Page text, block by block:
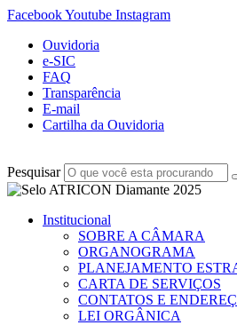
FacebookYoutube Instagram
Ouvidoria
e-SIC
FAQ
Transparência
E-mail
Cartilha da Ouvidoria
Pesquisar
Institucional
SOBRE A CÂMARA
ORGANOGRAMA
PLANEJAMENTO
CARTA DE SERVIÇOS
CONTATOS E
LEI ORGÂNICA